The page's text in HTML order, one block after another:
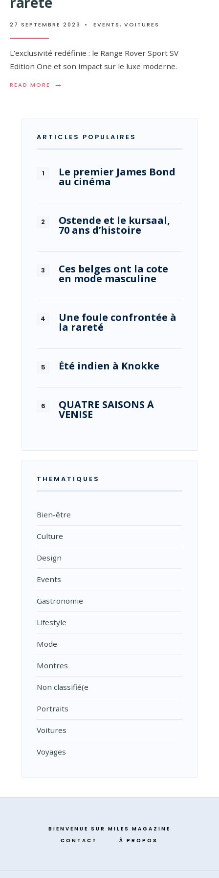
27 SEPTEMBRE 2023 • EVENTS, VOITURES
L’exclusivité redéfinie : le Range Rover Sport SV
Edition One et son impact sur le luxe moderne.
READ MORE →
READ
CONFRONTÉE
LA
ARTICLES POPULAIRES
Le premier James Bond
au cinéma
Ostende et le kursaal,
70 ans d’histoire
Ces belges ont la cote
en mode masculine
Une foule confrontée à
la rareté
Été indien à Knokke
QUATRE SAISONS À
VENISE
THÉMATIQUES
Bien-être
Culture
Design
Events
Gastronomie
Lifestyle
Mode
Montres
Non classifié(e
Portraits
Voitures
Voyages
BIENVENUE SUR MILES MAGAZINE
CONTACT
À PROPOS